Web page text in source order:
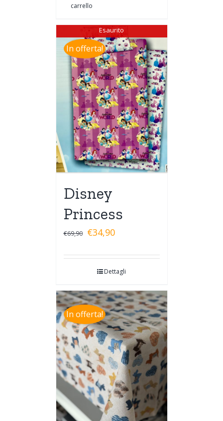
carrello
In offerta!
Esaurito
Disney
Princess
€69,90 €34,90
Dettagli
In offerta!